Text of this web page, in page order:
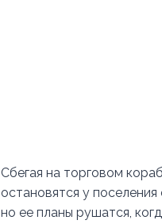
Сбегая на торговом
остановятся у
но ее планы рушатся,